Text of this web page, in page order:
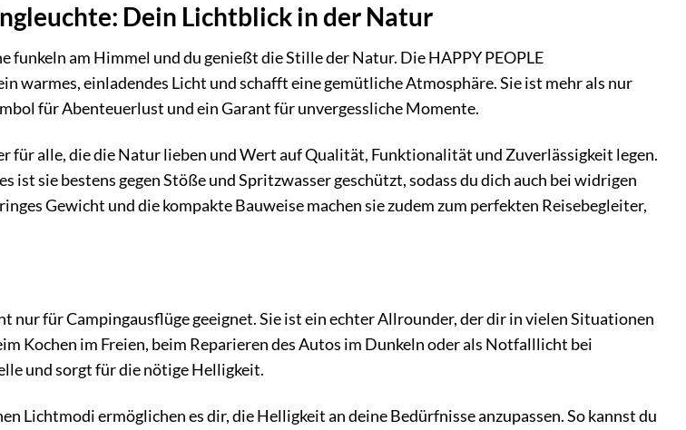
Dein Lichtblick in der Natur
funkeln am Himmel und du genießt die Stille der Natur. Die HAPPY PEOPLE
warmes, einladendes Licht und schafft eine gemütliche Atmosphäre. Sie ist mehr als nur
für Abenteuerlust und ein Garant für unvergessliche Momente.
für alle, die die Natur lieben und Wert auf Qualität, Funktionalität und Zuverlässigkeit legen.
ist sie bestens gegen Stöße und Spritzwasser geschützt, sodass du dich auch bei widrigen
Gewicht und die kompakte Bauweise machen sie zudem zum perfekten Reisebegleiter,
nur für Campingausflüge geeignet. Sie ist ein echter Allrounder, der dir in vielen Situationen
Kochen im Freien, beim Reparieren des Autos im Dunkeln oder als Notfalllicht bei
und sorgt für die nötige Helligkeit.
Lichtmodi ermöglichen es dir, die Helligkeit an deine Bedürfnisse anzupassen. So kannst du